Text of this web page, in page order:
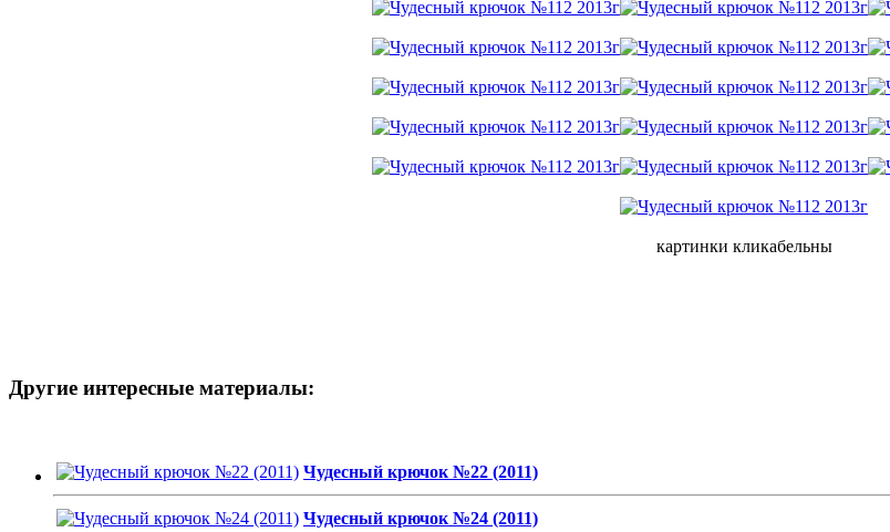
картинки кликабельны
Другие интересные материалы:
Чудесный крючок №22 (2011)
Чудесный крючок №24 (2011)